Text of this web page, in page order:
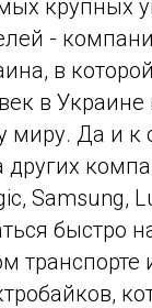
крупных
-
в
в
миру. Да и к
Samsung,
быстро
транспорте